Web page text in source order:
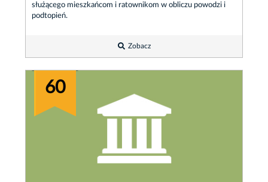
służącego mieszkańcom i ratownikom w obliczu powodzi i
podtopień.
Zobacz
60